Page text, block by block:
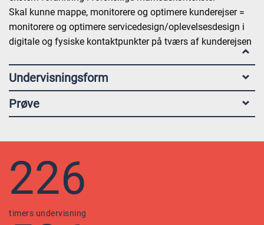
Skal kunne mappe, monitorere og optimere kunderejser =
monitorere og optimere servicedesign/oplevelsesdesign i
digitale og fysiske kontaktpunkter på tværs af kunderejsen
Undervisningsform
Prøve
226
timers undervisning